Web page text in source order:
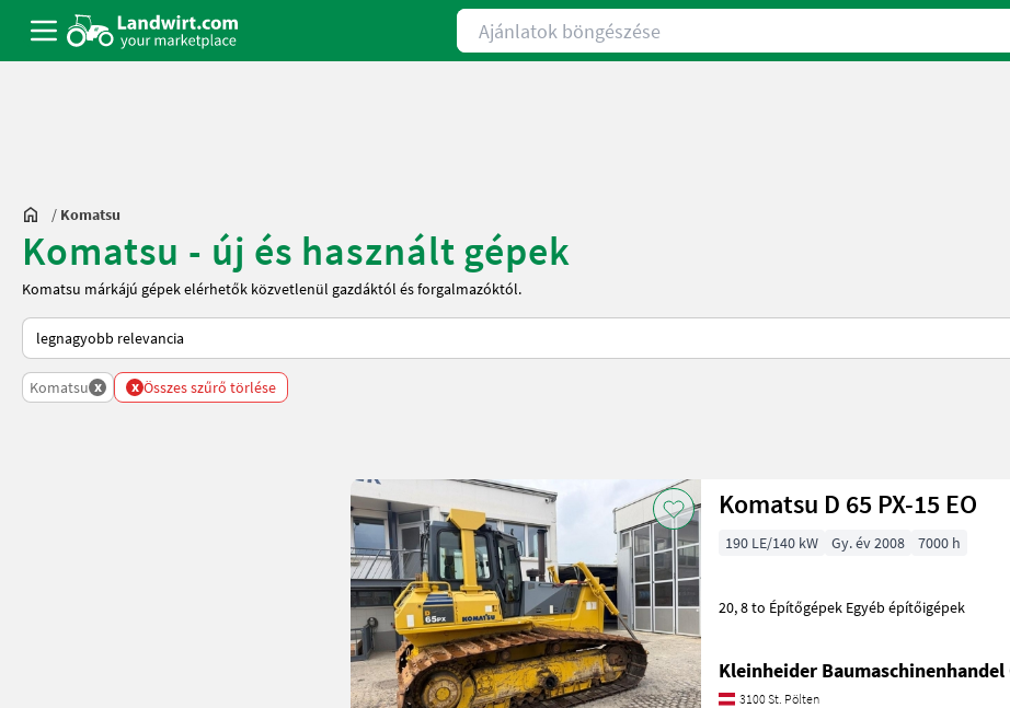
Ajánlatok böngészése
/ Komatsu
Komatsu - új és használt gépek
Komatsu márkájú gépek elérhetők közvetlenül gazdáktól és forgalmazóktól.
Így van sorba rendezve a Landwirt.com-on
Komatsu x x Összes szűrő törlése
Komatsu D 65 PX-15 EO
190 LE/140 kW Gy. év 2008 7000 h
20, 8 to Építőgépek Egyéb építőigépek
Kleinheider Baumaschinenhandel
3100 St. Pölten